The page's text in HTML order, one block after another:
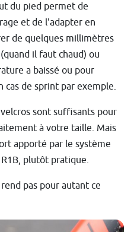
du pied permet de
et de l'adapter en
de quelques millimètres
il faut chaud) ou
a baissé ou pour
de sprint par exemple.
sont suffisants pour
à votre taille. Mais
apporté par le système
plutôt pratique.
pas pour autant ce